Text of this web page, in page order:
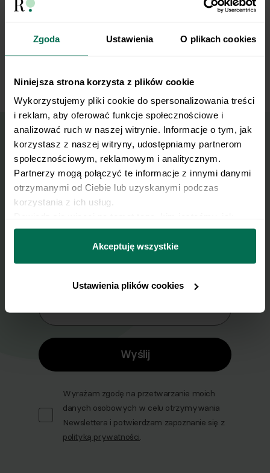
Zgoda Ustawienia O plikach cookies
Niniejsza strona korzysta z plików cookie
Wykorzystujemy pliki cookie do spersonalizowania treści
i reklam, aby oferować funkcje społecznościowe i
analizować ruch w naszej witrynie. Informacje o tym, jak
korzystasz z naszej witryny, udostępniamy partnerom
społecznościowym, reklamowym i analitycznym.
Partnerzy mogą połączyć te informacje z innymi danymi
otrzymanymi od Ciebie lub uzyskanymi podczas
korzystania z ich usług.
można się z nami skontaktować i w jaki sposób
przetwarzamy dane osobowe w ramach
prywatności.
Akceptuję wszystkie
Ustawienia plików cookies
składniki na pulpeciki (mięso, jajko, bułkę tartą,
Dodajemy do zupy. Gotujemy do miękkości.
Wyślij przepis na e-mail
Nasze najlepsze przepisy, prosto na Twoja
skrzynkę e-mail.
Zapisz się do naszego Newslettera
Imię
Wyślij
Wyrażam zgodę na przetwarzanie moich
danych osobowych w celu otrzymywania
Newslettera i potwierdzam zapoznanie się z
polityką prywatności.